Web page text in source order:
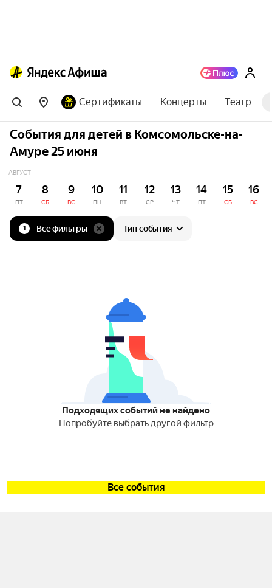
Сертификаты Концерты Театр
События для детей в Комсомольске-на-
Амуре 25 июня
АВГУСТ
7
ПТ
8
СБ
9
ВС
10
ПН
11
ВТ
12
СР
13
ЧТ
14
ПТ
15
СБ
16
ВС
1 Все фильтры Тип события
Подходящих событий не найдено
Попробуйте выбрать другой фильтр
Все события